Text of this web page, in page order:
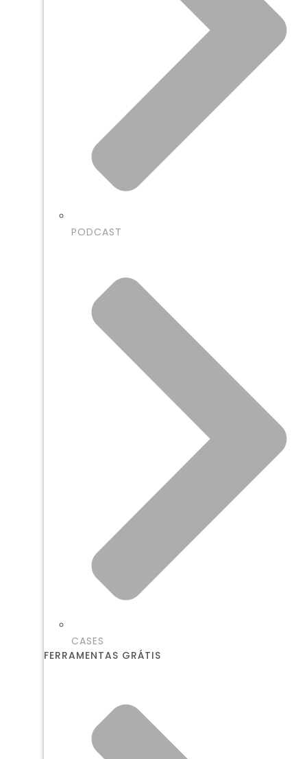
PODCAST
CASES
FERRAMENTAS GRÁTIS